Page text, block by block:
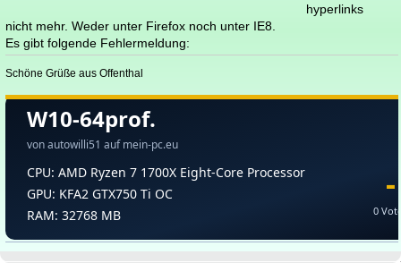
hyperlinks
nicht mehr. Weder unter Firefox noch unter IE8.
Es gibt folgende Fehlermeldung:
Schöne Grüße aus Offenthal